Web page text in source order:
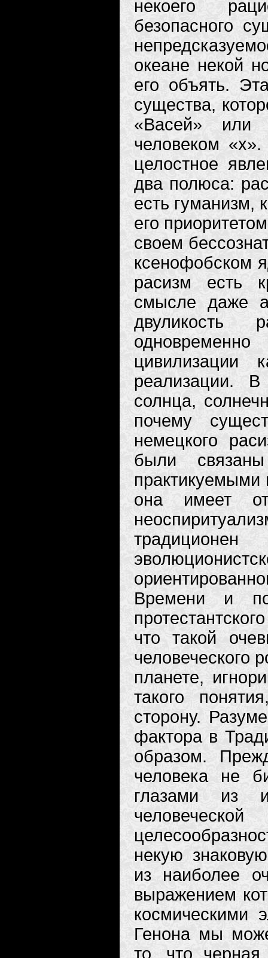
некоего
безопасного
океане некой
его объять.
существа,
«Васей» или
человеком
целостное
два полюса:
есть гуманизм,
его
своем
ксенофобском
расизм есть
смысле даже
двуликость
реализации.
солнца,
почему
немецкого
были
практикуемыми
она имеет
Времени и по
что такой
человеческого
планете,
такого
сторону.
фактора в
образом.
человека не
глазами из
некую
из наиболее
выражением
космическими
Генона мы
то, что